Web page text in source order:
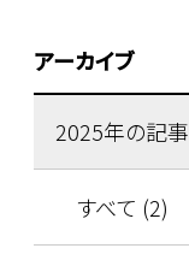
アーカイブ
2025年の記事
すべて (2)